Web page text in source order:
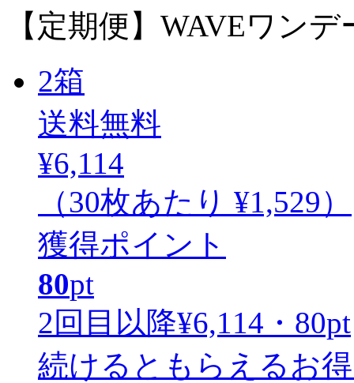
【定期便】WAVEワン
2箱
送料無料
¥6,114
（30枚あたり ¥1,529）
獲得ポイント
80pt
2回目以降¥6,114・80pt
続けるともらえるお